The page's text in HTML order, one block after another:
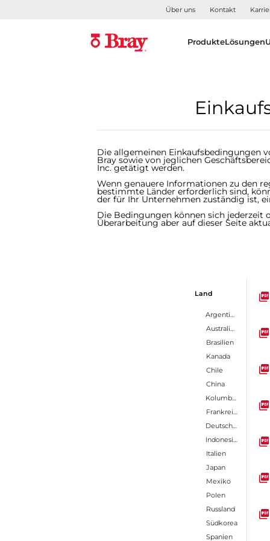
Über uns Kontakt
ProdukteLösungen
Die allgemeinen Einkaufsbedingungen
Bray sowie von jeglichen
Inc. getätigt werden.
Wenn genauere Informationen zu den
bestimmte Länder erforderlich sind,
der für Ihr Unternehmen zuständig ist,
Die Bedingungen können sich jederzeit
Überarbeitung aber auf dieser Seite
Land
Brasilien
Kanada
Chile
China
Deutschland
Italien
Japan
Mexiko
Polen
Russland
Südkorea
Spanien